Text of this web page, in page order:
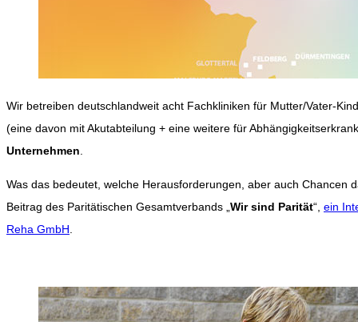
Wir betreiben deutschlandweit acht Fachkliniken für Mutter/Vater-
(eine davon mit Akutabteilung + eine weitere für
Unternehmen
Was das bedeutet, welche Herausforderungen, aber auch Chancen
Beitrag des Paritätischen Gesamtverbands „ Wir sind Parität“, ein
Reha GmbH